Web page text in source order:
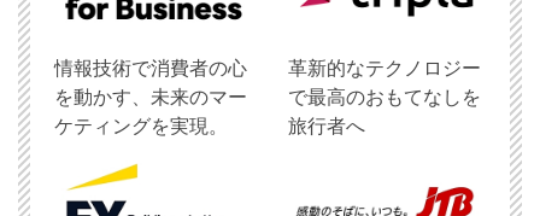
情報技術で消費者の心
を動かす、未来のマー
ケティングを実現。
革新的なテクノロジー
で最高のおもてなしを
旅行者へ